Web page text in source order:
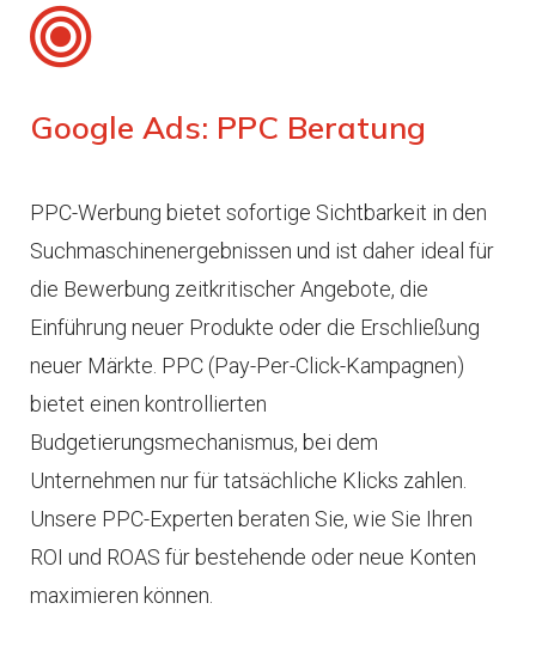
Google Ads: PPC Beratung
PPC-Werbung bietet sofortige Sichtbarkeit in den
Suchmaschinenergebnissen und ist daher ideal für
die Bewerbung zeitkritischer Angebote, die
Einführung neuer Produkte oder die Erschließung
neuer Märkte. PPC (Pay-Per-Click-Kampagnen)
bietet einen kontrollierten
Budgetierungsmechanismus, bei dem
Unternehmen nur für tatsächliche Klicks zahlen.
Unsere PPC-Experten beraten Sie, wie Sie Ihren
ROI und ROAS für bestehende oder neue Konten
maximieren können.